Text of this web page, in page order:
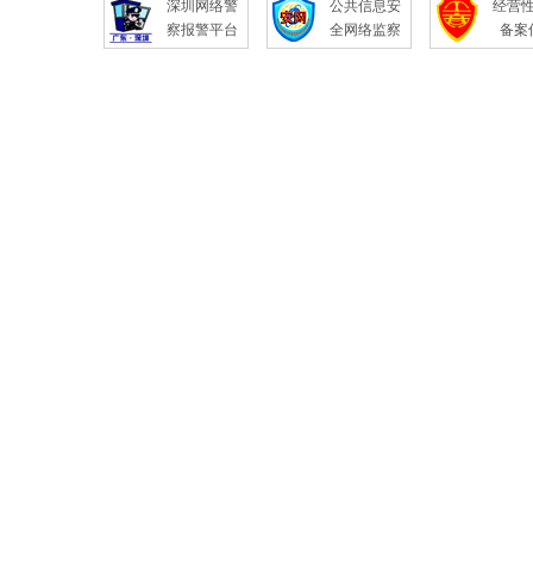
深圳网络警
察报警平台
公共信息安
全网络监察
经营
备案